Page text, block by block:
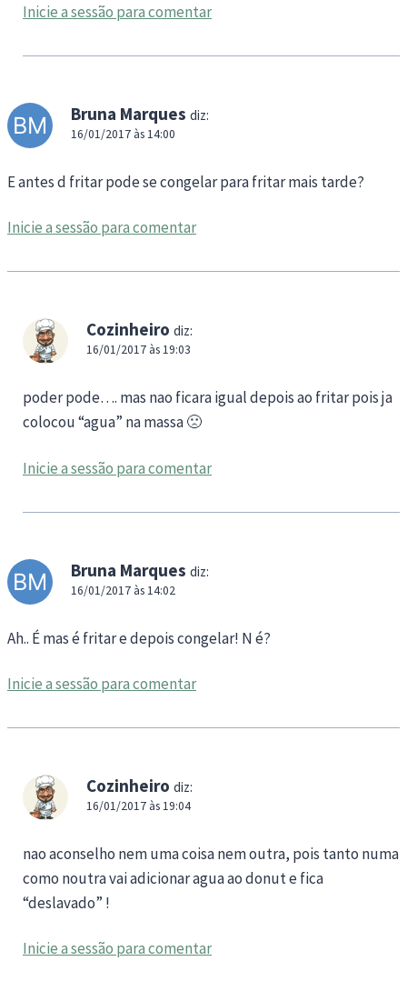
Inicie a sessão para comentar
Bruna Marques diz:
16/01/2017 às 14:00
E antes d fritar pode se congelar para fritar mais tarde?
Inicie a sessão para comentar
Cozinheiro diz:
16/01/2017 às 19:03
poder pode…. mas nao ficara igual depois ao fritar pois ja
colocou “agua” na massa 🙁
Inicie a sessão para comentar
Bruna Marques diz:
16/01/2017 às 14:02
Ah.. É mas é fritar e depois congelar! N é?
Inicie a sessão para comentar
Cozinheiro diz:
16/01/2017 às 19:04
nao aconselho nem uma coisa nem outra, pois tanto numa
como noutra vai adicionar agua ao donut e fica
“deslavado” !
Inicie a sessão para comentar